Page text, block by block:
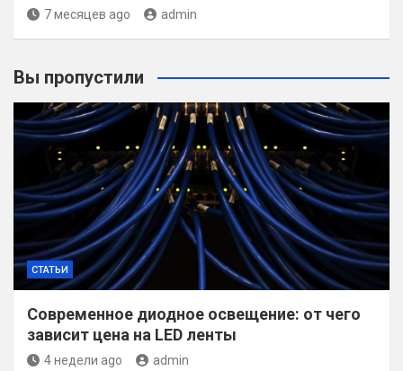
7 месяцев ago admin
Вы пропустили
СТАТЬИ
Современное диодное освещение: от чего
зависит цена на LED ленты
4 недели ago admin